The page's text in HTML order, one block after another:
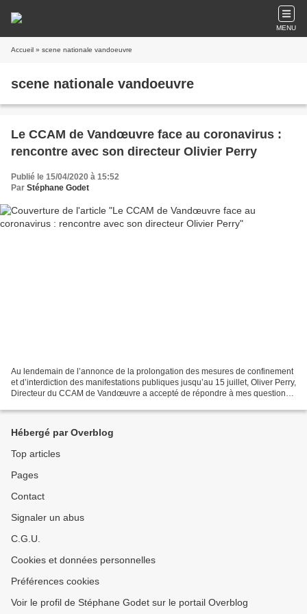
MENU
Accueil » scene nationale vandoeuvre
scene nationale vandoeuvre
Le CCAM de Vandœuvre face au coronavirus :
rencontre avec son directeur Olivier Perry
Publié le 15/04/2020 à 15:52
Par Stéphane Godet
Au lendemain de l’annonce de la prolongation des mesures de confinement
et d’interdiction des manifestations publiques jusqu’au 15 juillet, Oliver Perry,
Directeur du CCAM de Vandœuvre a accepté de répondre à mes questions
Hébergé par Overblog
Top articles
Pages
Contact
Signaler un abus
C.G.U.
Cookies et données personnelles
Préférences cookies
Voir le profil de Stéphane Godet sur le portail Overblog